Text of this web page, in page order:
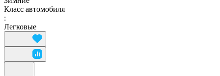
Класс автомобиля
:
Легковые